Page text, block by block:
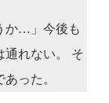
か…」今後も
通れない。 そ
った。